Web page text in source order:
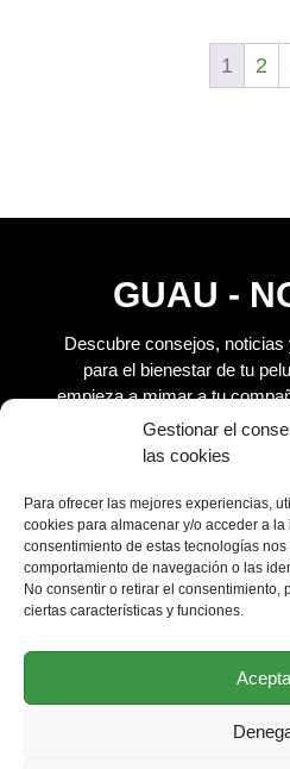
Gestionar el
las cookies
Para ofrecer las mejores experiencias,
cookies para almacenar y/o acceder a
consentimiento de estas tecnologías
comportamiento de navegación o las
No consentir o retirar el consentimiento,
ciertas características y funciones.
1 2
GUAU -
Descubre consejos,
para el bienestar de tu
empieza a mimar a tu
se
Acepto laPolítica de